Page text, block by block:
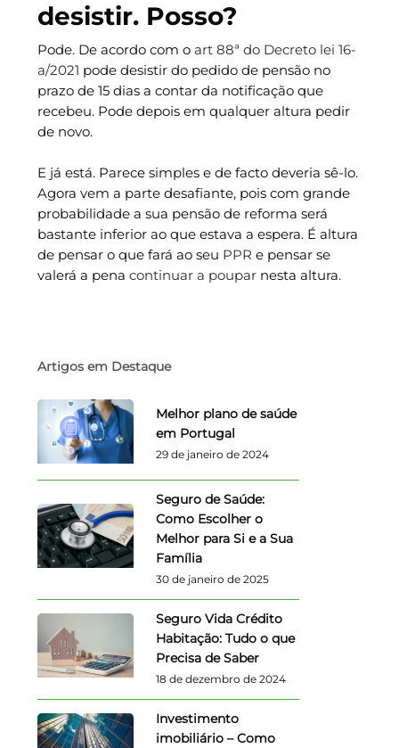
desistir. Posso?
Pode. De acordo com o art 88ª do Decreto lei 16-
a/2021 pode desistir do pedido de pensão no
prazo de 15 dias a contar da notificação que
recebeu. Pode depois em qualquer altura pedir
de novo.
E já está. Parece simples e de facto deveria sê-lo.
Agora vem a parte desafiante, pois com grande
probabilidade a sua pensão de reforma será
bastante inferior ao que estava a espera. É altura
de pensar o que fará ao seu PPR e pensar se
valerá a pena continuar a pouparnesta altura.
Artigos em Destaque
Melhor plano de saúde
em Portugal
29 de janeiro de 2024
Seguro de Saúde:
Como Escolher o
Melhor para Si e a Sua
Família
30 de janeiro de 2025
Seguro Vida Crédito
Habitação: Tudo o que
Precisa de Saber
18 de dezembro de 2024
Investimento
imobiliário – Como